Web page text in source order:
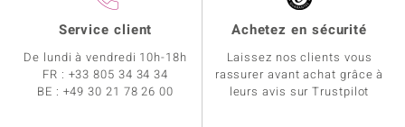
Service client
De lundi à vendredi 10h-18h
FR : +33 805 34 34 34
BE : +49 30 21 78 26 00
Achetez en sécurité
Laissez nos clients vous
rassurer avant achat grâce à
leurs avis sur Trustpilot